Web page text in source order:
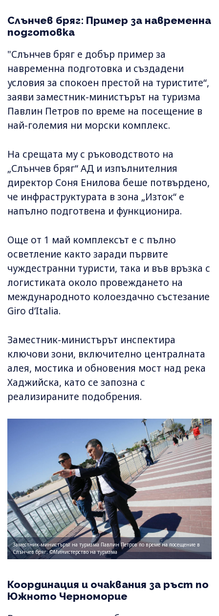
Слънчев бряг: Пример за навременна
подготовка
"Слънчев бряг е добър пример за
навременна подготовка и създадени
условия за спокоен престой на туристите“,
заяви заместник-министърът на туризма
Павлин Петров по време на посещение в
най-големия ни морски комплекс.
На срещата му с ръководството на
„Слънчев бряг“ АД и изпълнителния
директор Соня Енилова беше потвърдено,
че инфраструктурата в зона „Изток“ е
напълно подготвена и функционира.
Още от 1 май комплексът е с пълно
осветление както заради първите
чуждестранни туристи, така и във връзка с
логистиката около провеждането на
международното колоездачно състезание
Giro d’Italia.
Заместник-министърът инспектира
ключови зони, включително централната
алея, мостика и обновения мост над река
Хаджийска, като се запозна с
реализираните подобрения.
Заместник-министърът на туризма Павлин Петров по време на посещение в
Слънчев бряг; ©Министерство на туризма
Координация и очаквания за ръст по
Южното Черноморие